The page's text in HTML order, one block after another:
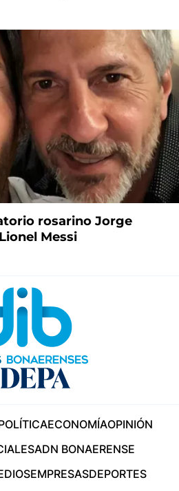
rosarino Jorge
Messi
ECONOMÍAOPINIÓN
ADN BONAERENSE
EMPRESASDEPORTES